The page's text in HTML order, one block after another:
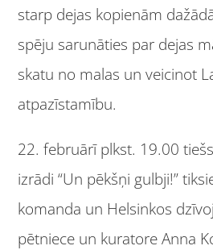
starp dejas kopienām
spēju sarunāties par dejas
skatu no malas un veicinot
atpazīstamību.
22. februārī plkst. 19.00
izrādi “Un pēkšņi gulbji!”
komanda un Helsinkos
pētniece un kuratore Anna